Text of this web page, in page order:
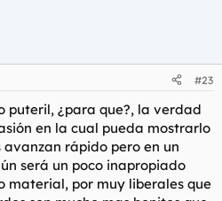
#23
puteril, ¿para que?, la verdad
en la cual pueda mostrarlo
rápido pero en un
será un poco inapropiado
material, por muy liberales que